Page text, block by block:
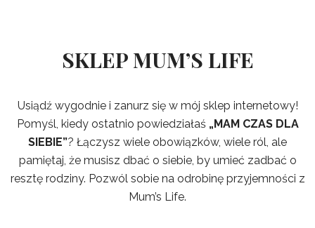
SKLEP MUM’S LIFE
Usiądź wygodnie i zanurz się w mój sklep internetowy!
Pomyśl, kiedy ostatnio powiedziałaś „MAM CZAS DLA
SIEBIE”? Łączysz wiele obowiązków, wiele ról, ale
pamiętaj, że musisz dbać o siebie, by umieć zadbać o
resztę rodziny. Pozwól sobie na odrobinę przyjemności z
Mum’s Life.